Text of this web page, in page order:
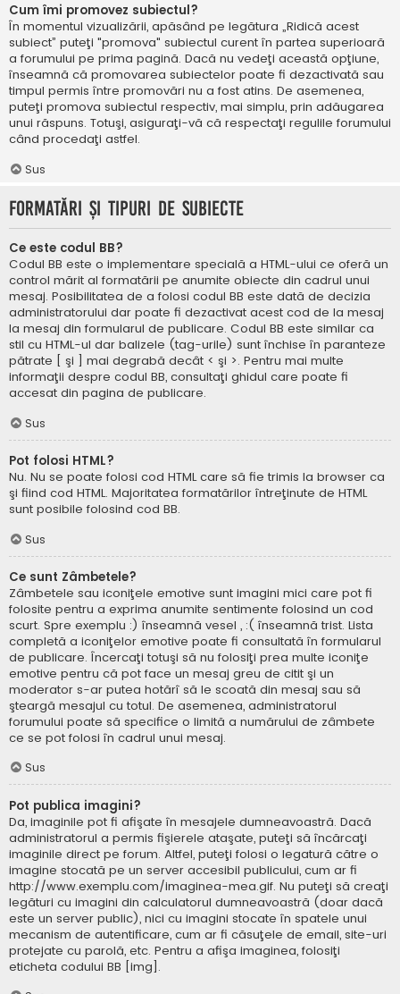
Cum îmi promovez subiectul?
În momentul vizualizării, apăsând pe legătura „Ridică acest
subiect” puteţi "promova" subiectul curent în partea superioară
a forumului pe prima pagină. Dacă nu vedeţi această opţiune,
înseamnă că promovarea subiectelor poate fi dezactivată sau
timpul permis între promovări nu a fost atins. De asemenea,
puteţi promova subiectul respectiv, mai simplu, prin adăugarea
unui răspuns. Totuşi, asiguraţi-vă că respectaţi regulile forumului
când procedaţi astfel.
Sus
Formatări şi tipuri de subiecte
Ce este codul BB?
Codul BB este o implementare specială a HTML-ului ce oferă un
control mărit al formatării pe anumite obiecte din cadrul unui
mesaj. Posibilitatea de a folosi codul BB este dată de decizia
administratorului dar poate fi dezactivat acest cod de la mesaj
la mesaj din formularul de publicare. Codul BB este similar ca
stil cu HTML-ul dar balizele (tag-urile) sunt închise în paranteze
pătrate [ şi ] mai degrabă decât < şi >. Pentru mai multe
informaţii despre codul BB, consultaţi ghidul care poate fi
accesat din pagina de publicare.
Sus
Pot folosi HTML?
Nu. Nu se poate folosi cod HTML care să fie trimis la browser ca
şi fiind cod HTML. Majoritatea formatărilor întreţinute de HTML
sunt posibile folosind cod BB.
Sus
Ce sunt Zâmbetele?
Zâmbetele sau iconiţele emotive sunt imagini mici care pot fi
folosite pentru a exprima anumite sentimente folosind un cod
scurt. Spre exemplu :) înseamnă vesel , :( înseamnă trist. Lista
completă a iconiţelor emotive poate fi consultată în formularul
de publicare. Încercaţi totuşi să nu folosiţi prea multe iconiţe
emotive pentru că pot face un mesaj greu de citit şi un
moderator s-ar putea hotărî să le scoată din mesaj sau să
şteargă mesajul cu totul. De asemenea, administratorul
forumului poate să specifice o limită a numărului de zâmbete
ce se pot folosi în cadrul unui mesaj.
Sus
Pot publica imagini?
Da, imaginile pot fi afişate în mesajele dumneavoastră. Dacă
administratorul a permis fişierele ataşate, puteţi să încărcaţi
imaginile direct pe forum. Altfel, puteţi folosi o legatură către o
imagine stocată pe un server accesibil publicului, cum ar fi
http://www.exemplu.com/imaginea-mea.gif. Nu puteţi să creaţi
legături cu imagini din calculatorul dumneavoastră (doar dacă
este un server public), nici cu imagini stocate în spatele unui
mecanism de autentificare, cum ar fi căsuţele de email, site-uri
protejate cu parolă, etc. Pentru a afişa imaginea, folosiţi
eticheta codului BB [img].